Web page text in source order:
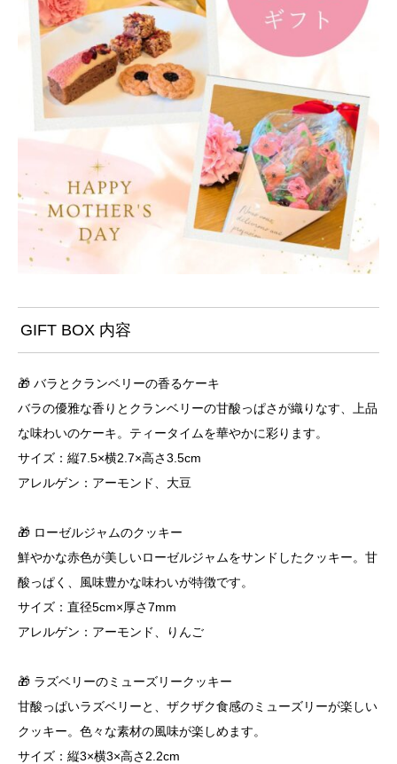
GIFT BOX 内容
🎁 バラとクランベリーの香るケーキ
バラの優雅な香りとクランベリーの甘酸っぱさが織りなす、上品
な味わいのケーキ。ティータイムを華やかに彩ります。
サイズ：縦7.5×横2.7×高さ3.5cm
アレルゲン：アーモンド、大豆
🎁 ローゼルジャムのクッキー
鮮やかな赤色が美しいローゼルジャムをサンドしたクッキー。甘
酸っぱく、風味豊かな味わいが特徴です。
サイズ：直径5cm×厚さ7mm
アレルゲン：アーモンド、りんご
🎁 ラズベリーのミューズリークッキー
甘酸っぱいラズベリーと、ザクザク食感のミューズリーが楽しい
クッキー。色々な素材の風味が楽しめます。
サイズ：縦3×横3×高さ2.2cm